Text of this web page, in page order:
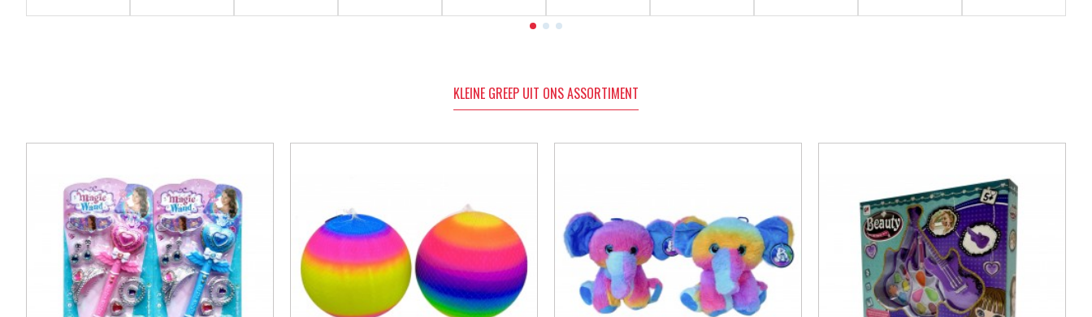
KLEINE GREEP UIT ONS ASSORTIMENT